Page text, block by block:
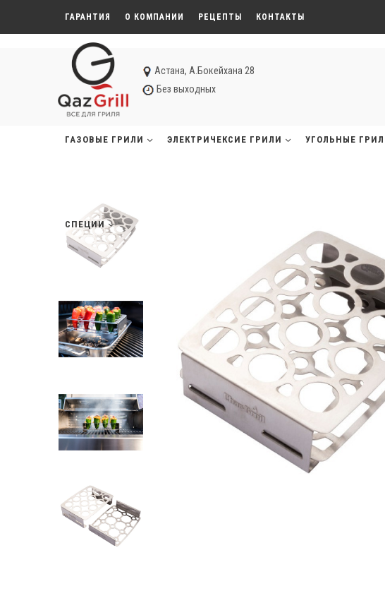
ГАРАНТИЯ О КОМПАНИИ РЕЦЕПТЫ КОНТАКТЫ
Астана, А.Бокейхана 28
Без выходных
ГАЗОВЫЕ ГРИЛИ ЭЛЕКТРИЧЕКСИЕ ГРИЛИ УГОЛЬНЫЕ
СПЕЦИИ